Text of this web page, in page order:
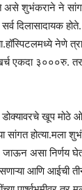
असे शुभंकराने ने
दिलासादायक
नेणे
एकदा ३०००रु.
खूप मोठे
सांगत
असा निर्णय
आणि आईची